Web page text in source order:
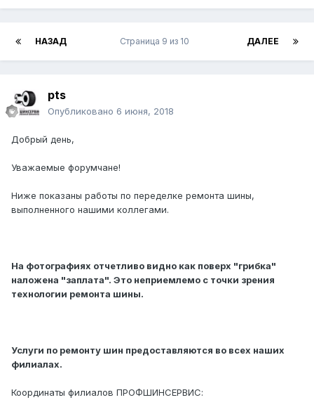
НАЗАД ДАЛЕЕ
Страница 9 из 10
pts
Опубликовано 6 июня, 2018
Добрый день,
Уважаемые форумчане!
Ниже показаны работы по переделке ремонта шины,
выполненного нашими коллегами.
На фотографиях отчетливо видно как поверх "грибка"
наложена "заплата". Это неприемлемо с точки зрения
технологии ремонта шины.
Услуги по ремонту шин предоставляются во всех наших
филиалах.
Координаты филиалов ПРОФШИНСЕРВИС: